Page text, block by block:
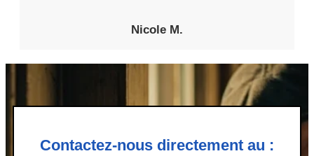
Nicole M.
Contactez-nous directement au :